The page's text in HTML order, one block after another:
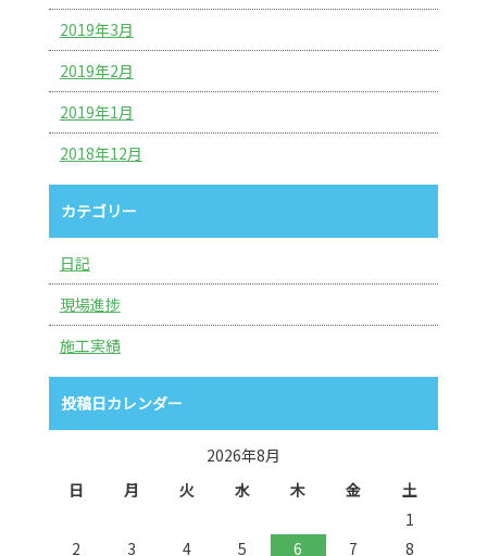
2019年3月
2019年2月
2019年1月
2018年12月
カテゴリー
日記
現場進捗
施工実績
投稿日カレンダー
2026年8月
日
月 火 水 木 金
土
1
2
3 4 5 6 7 8